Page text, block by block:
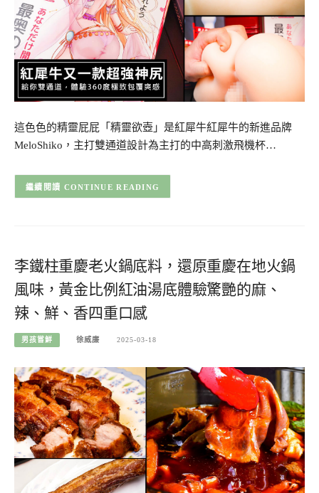
這色色的精靈屁屁「精靈欲壺」是紅犀牛紅犀牛的新進品牌
MeloShiko，主打雙通道設計為主打的中高刺激飛機杯…
CONTINUE READING
李鐵柱重慶老火鍋底料，還原重慶在地火鍋
風味，黃金比例紅油湯底體驗驚艷的麻、
辣、鮮、香四重口感
男孩嘗鮮 徐威廉 2025-03-18